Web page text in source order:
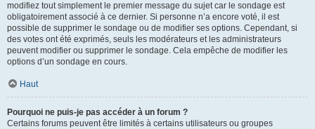
modifiez tout simplement le premier message du sujet car le sondage est
obligatoirement associé à ce dernier. Si personne n’a encore voté, il est
possible de supprimer le sondage ou de modifier ses options. Cependant, si
des votes ont été exprimés, seuls les modérateurs et les administrateurs
peuvent modifier ou supprimer le sondage. Cela empêche de modifier les
options d’un sondage en cours.
Haut
Pourquoi ne puis-je pas accéder à un forum ?
Certains forums peuvent être limités à certains utilisateurs ou groupes